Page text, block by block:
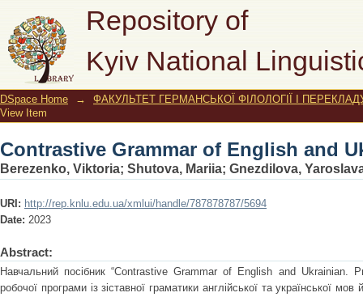
Repository of
Kyiv National
Contrastive Grammar of English and
DSpace Home →
ФАКУЛЬТЕТ ГЕРМАНСЬКОЇ ФІЛОЛОГІЇ І
View Item
Contrastive Grammar of English and
Berezenko, Viktoria; Shutova, Mariia; Gnezdilova,
URI: http://rep.knlu.edu.ua/xmlui/handle/787878787/5694
Date: 2023
Abstract:
Навчальний посібник “Contrastive Grammar of English and Ukrainian.
робочої програми із зіставної граматики англійської та української